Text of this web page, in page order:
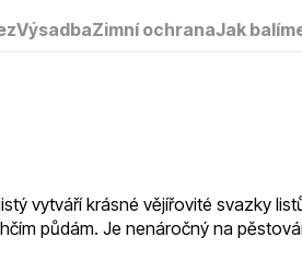
VýsadbaZimní ochranaJak
vytváří krásné vějířovité svazky
půdám. Je nenáročný na